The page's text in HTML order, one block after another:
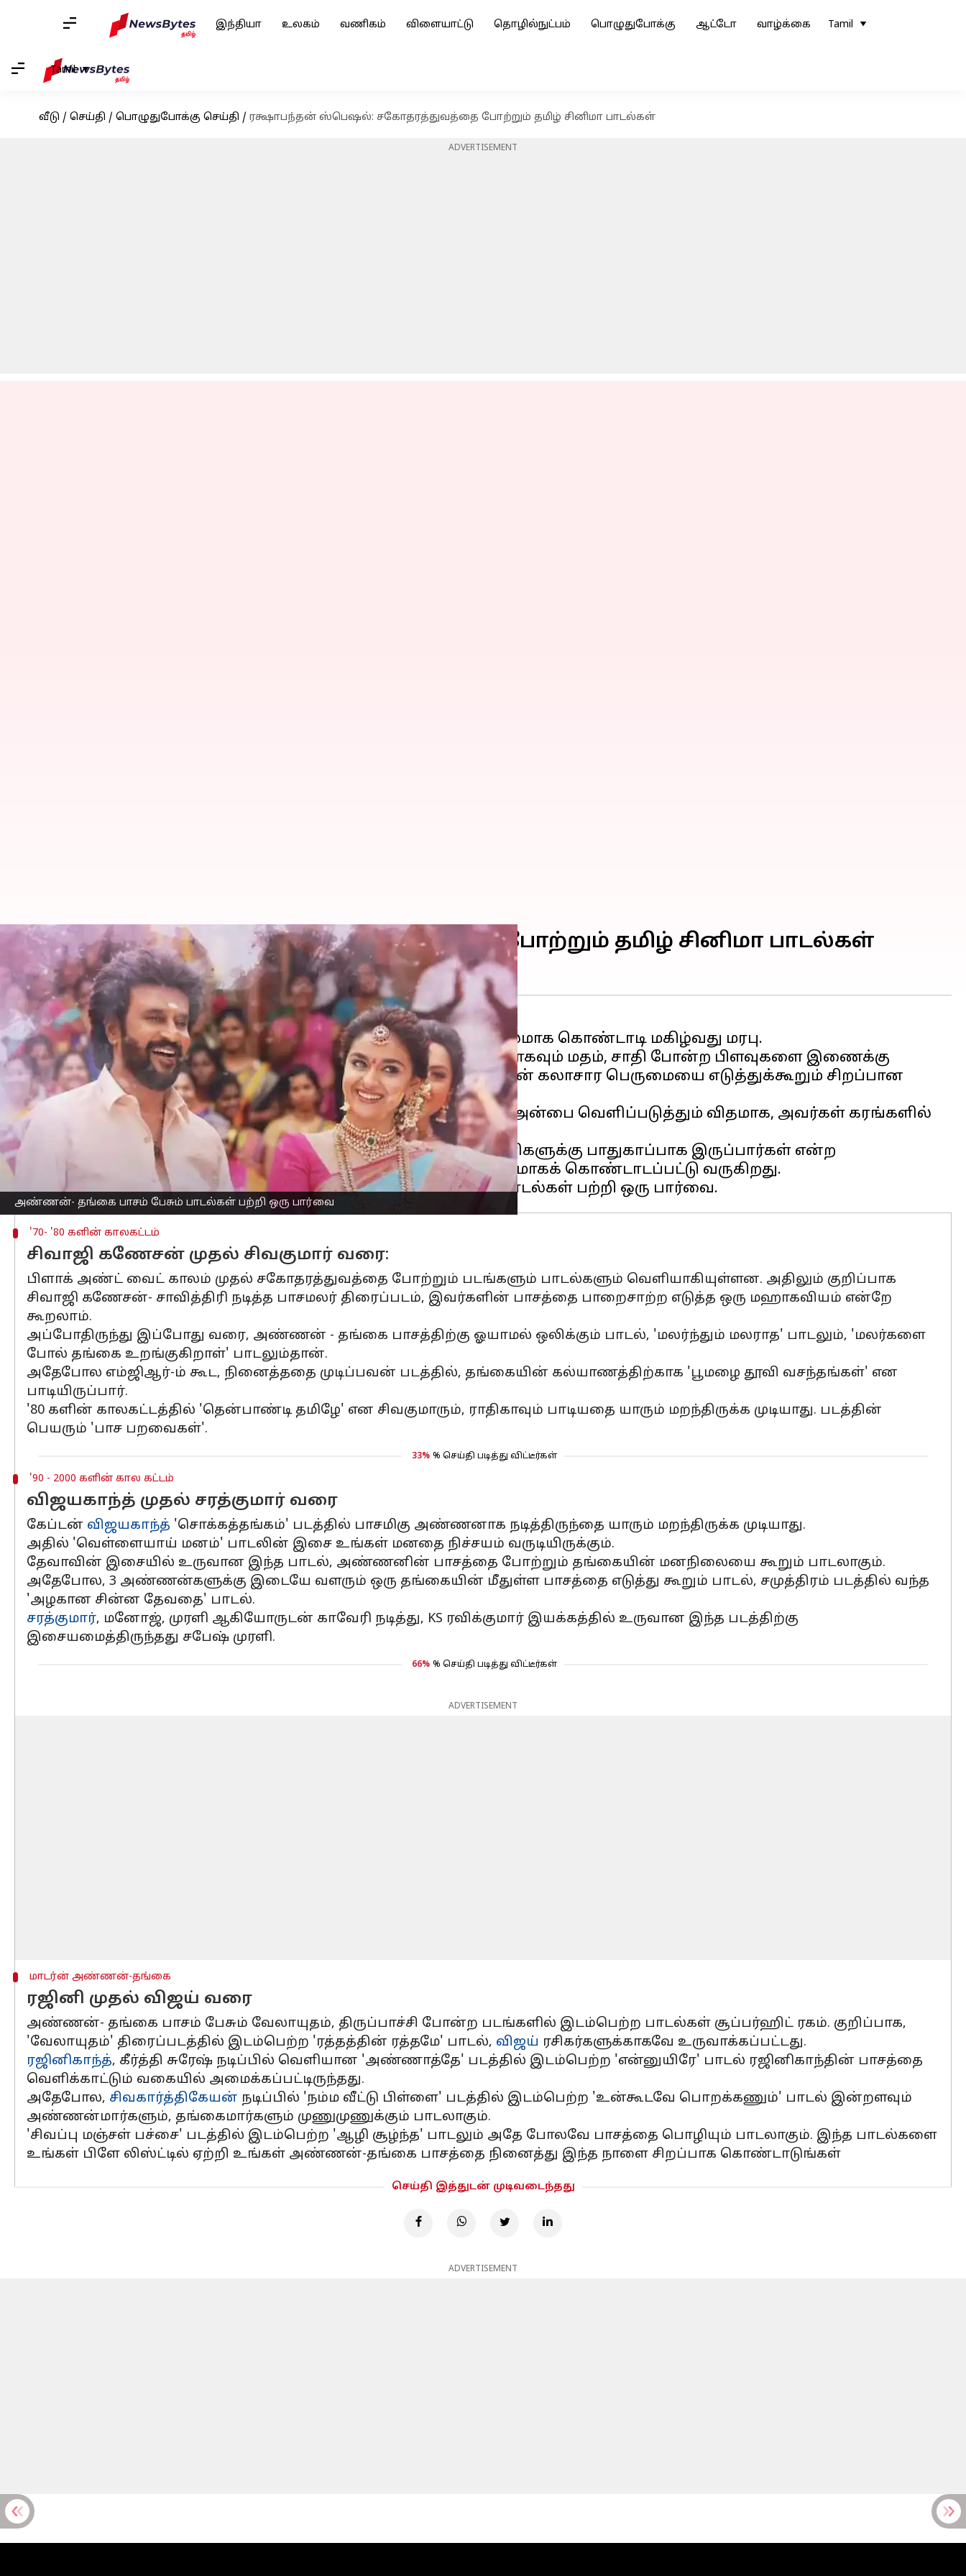
இந்தியா உலகம் வணிகம் விளையாட்டு தொழில்நுட்பம் பொழுதுபோக்கு ஆட்டோ வாழ்க்கை Tamil
Tamil
வீடு / செய்தி / பொழுதுபோக்கு செய்தி / ரக்ஷாபந்தன் ஸ்பெஷல்: சகோதரத்துவத்தை போற்றும் தமிழ் சினிமா பாடல்கள்
ADVERTISEMENT
அண்ணன்- தங்கை பாசம் பேசும் பாடல்கள் பற்றி ஒரு பார்வை
ரக்ஷாபந்தன் ஸ்பெஷல்: சகோதரத்துவத்தை போற்றும் தமிழ் சினிமா பாடல்கள்
எழுதியவர் Venkatalakshmi V Aug 19, 2024 01:15 pm
செய்தி முன்னோட்டம்
இன்று ரக்ஷாபந்தன் விழா. வடஇந்தியர்கள் இந்த நாளை கோலாகலமாக கொண்டாடி மகிழ்வது மரபு.
ஆண்களையும் பெண்களையும் இணைக்கும் அன்பின் அடையாளமாகவும் மதம், சாதி போன்ற பிளவுகளை இணைக்கு
பாலமாகவும் கொண்டாடப்படும் ரக்ஷாபந்தன் திருவிழா இந்தியாவின் கலாசார பெருமையை எடுத்துக்கூறும் சிறப்பான
நிகழ்வுகளில் ஒன்று.
ரக்ஷாபந்தன் விழா அன்று பெண்கள், தங்கள் சகோதரர்கள் மீதான அன்பை வெளிப்படுத்தும் விதமாக, அவர்கள் கரங்களில்
ராக்கி கயிறு கட்டுவது வழக்கம்.
இக்கயிறை அணிந்துகொள்வதன் மூலம், அவர்கள் தங்கள் சகோதரிகளுக்கு பாதுகாப்பாக இருப்பார்கள் என்ற
நம்பிக்கையின் அடிப்படையில், இந்த விழா நாடு முழுவதும் உற்சாகமாகக் கொண்டாடப்பட்டு வருகிறது.
இந்த நாளில்தமிழ் சினிமாவில்
'70- '80 களின் காலகட்டம்
சிவாஜி கணேசன் முதல் சிவகுமார் வரை:
பிளாக் அண்ட் வைட் காலம் முதல் சகோதரத்துவத்தை போற்றும் படங்களும் பாடல்களும் வெளியாகியுள்ளன. அதிலும் குறிப்பாக
சிவாஜி கணேசன்- சாவித்திரி நடித்த பாசமலர் திரைப்படம், இவர்களின் பாசத்தை பாறைசாற்ற எடுத்த ஒரு மஹாகவியம் என்றே
கூறலாம்.
அப்போதிருந்து இப்போது வரை, அண்ணன் - தங்கை பாசத்திற்கு ஓயாமல் ஒலிக்கும் பாடல், 'மலர்ந்தும் மலராத' பாடலும், 'மலர்களை
போல் தங்கை உறங்குகிறாள்' பாடலும்தான்.
அதேபோல எம்ஜிஆர்-ம் கூட, நினைத்ததை முடிப்பவன் படத்தில், தங்கையின் கல்யாணத்திற்காக 'பூமழை தூவி வசந்தங்கள்' என
பாடியிருப்பார்.
'80 களின் காலகட்டத்தில் 'தென்பாண்டி தமிழே' என சிவகுமாரும், ராதிகாவும் பாடியதை யாரும் மறந்திருக்க முடியாது. படத்தின்
பெயரும் 'பாச பறவைகள்'.
33% % செய்தி படித்து விட்டீர்கள்
'90 - 2000 களின் கால கட்டம்
விஜயகாந்த் முதல் சரத்குமார் வரை
கேப்டன் விஜயகாந்த் 'சொக்கத்தங்கம்' படத்தில் பாசமிகு அண்ணனாக நடித்திருந்தை யாரும் மறந்திருக்க முடியாது.
அதில் 'வெள்ளையாய் மனம்' பாடலின் இசை உங்கள் மனதை நிச்சயம் வருடியிருக்கும்.
தேவாவின் இசையில் உருவான இந்த பாடல், அண்ணனின் பாசத்தை போற்றும் தங்கையின் மனநிலையை கூறும் பாடலாகும்.
அதேபோல, 3 அண்ணன்களுக்கு இடையே வளரும் ஒரு தங்கையின் மீதுள்ள பாசத்தை எடுத்து கூறும் பாடல், சமுத்திரம் படத்தில் வந்த
'அழகான சின்ன தேவதை' பாடல்.
சரத்குமார், மனோஜ், முரளி ஆகியோருடன் காவேரி நடித்து, KS ரவிக்குமார் இயக்கத்தில் உருவான இந்த படத்திற்கு
இசையமைத்திருந்தது சபேஷ் முரளி.
66% % செய்தி படித்து விட்டீர்கள்
ADVERTISEMENT
மாடர்ன் அண்ணன்-தங்கை
ரஜினி முதல் விஜய் வரை
அண்ணன்- தங்கை பாசம் பேசும் வேலாயுதம், திருப்பாச்சி போன்ற படங்களில் இடம்பெற்ற பாடல்கள் சூப்பர்ஹிட் ரகம். குறிப்பாக,
'வேலாயுதம்' திரைப்படத்தில் இடம்பெற்ற 'ரத்தத்தின் ரத்தமே' பாடல், விஜய் ரசிகர்களுக்காகவே உருவாக்கப்பட்டது.
ரஜினிகாந்த், கீர்த்தி சுரேஷ் நடிப்பில் வெளியான 'அண்ணாத்தே' படத்தில் இடம்பெற்ற 'என்னுயிரே' பாடல் ரஜினிகாந்தின் பாசத்தை
வெளிக்காட்டும் வகையில் அமைக்கப்பட்டிருந்தது.
அதேபோல, சிவகார்த்திகேயன் நடிப்பில் 'நம்ம வீட்டு பிள்ளை' படத்தில் இடம்பெற்ற 'உன்கூடவே பொறக்கணும்' பாடல் இன்றளவும்
அண்ணன்மார்களும், தங்கைமார்களும் முணுமுணுக்கும் பாடலாகும்.
'சிவப்பு மஞ்சள் பச்சை' படத்தில் இடம்பெற்ற 'ஆழி சூழ்ந்த' பாடலும் அதே போலவே பாசத்தை பொழியும் பாடலாகும். இந்த பாடல்களை
உங்கள் பிளே லிஸ்ட்டில் ஏற்றி உங்கள் அண்ணன்-தங்கை பாசத்தை நினைத்து இந்த நாளை சிறப்பாக கொண்டாடுங்கள்
செய்தி இத்துடன் முடிவடைந்தது
ADVERTISEMENT